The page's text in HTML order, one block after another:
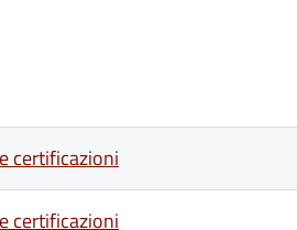
certificazioni
certificazioni